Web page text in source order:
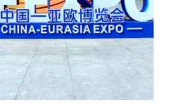
Die neue Reise entlang der Seidenstraße | JP Group debütiert auf der 9. China-Eurasia Expo